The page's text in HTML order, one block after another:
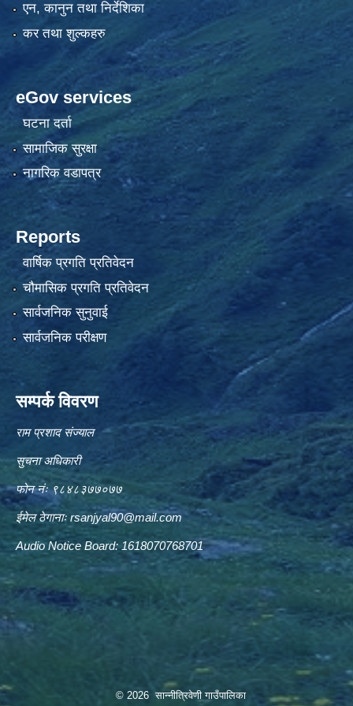
एन, कानुन तथा निर्देशिका
कर तथा शुल्कहरु
eGov services
घटना दर्ता
सामाजिक सुरक्षा
नागरिक वडापत्र
Reports
वार्षिक प्रगति प्रतिवेदन
चौमासिक प्रगति प्रतिवेदन
सार्वजनिक सुनुवाई
सार्वजनिक परीक्षण
सम्पर्क विवरण
राम प्रशाद संज्याल
सुचना अधिकारी
फोन नंः ९८४८३७७०७७
ईमेल ठेगानाःrsanjyal90@mail.com
Audio Notice Board: 1618070768701
© 2026 सान्नीत्रिवेणी गाउँपालिका